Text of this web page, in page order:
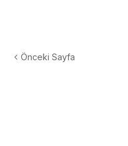
Önceki Sayfa